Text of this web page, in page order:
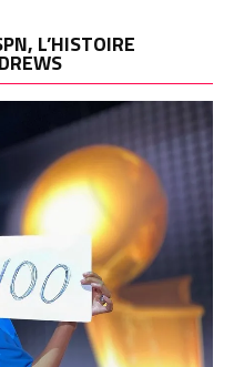
L’HISTOIRE